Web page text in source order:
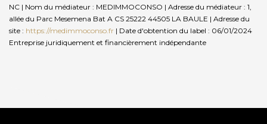
NC | Nom du médiateur : MEDIMMOCONSO | Adresse du médiateur : 1,
allée du Parc Mesemena Bat A CS 25222 44505 LA BAULE | Adresse du
site : https://medimmoconso.fr | Date d'obtention du label : 06/01/2024
Entreprise juridiquement et financièrement indépendante